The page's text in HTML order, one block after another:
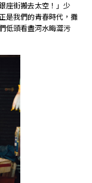
座街搬去太空！」少
是我們的青春時代，攤
低頭看盡河水晦澀污